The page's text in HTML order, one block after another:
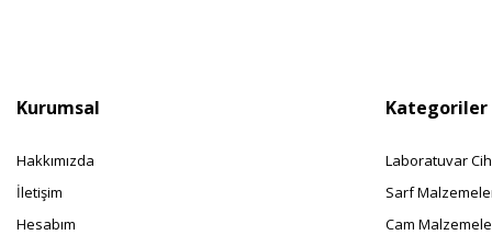
Kurumsal
Hakkımızda
İletişim
Hesabım
Kategoriler
Laboratuvar
Sarf
Cam